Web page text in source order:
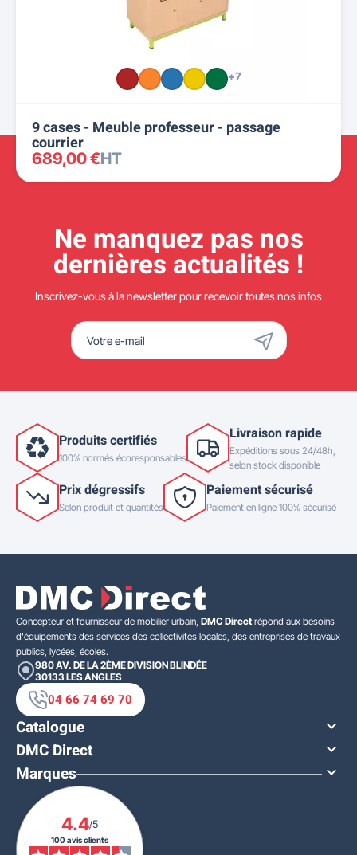
+7
9 cases - Meuble professeur - passage
courrier
689,00 €HT
Ne manquez pas nos
dernières actualités !
Inscrivez-vous à la newsletter pour recevoir toutes nos infos
Produits certifiés
100% normés écoresponsables
Livraison rapide
Expéditions sous 24/48h,
selon stock disponible
Prix dégressifs
Selon produit et quantités
Paiement sécurisé
Paiement en ligne 100% sécurisé
Concepteur et fournisseur de mobilier urbain, DMC Direct répond aux besoins
d'équipements des services des collectivités locales, des entreprises de travaux
publics, lycées, écoles.
980 AV. DE LA 2ÈME DIVISION BLINDÉE
30133 LES ANGLES
04 66 74 69 70
Catalogue 
DMC Direct 
Marques 
4.4/5
100 avis clients